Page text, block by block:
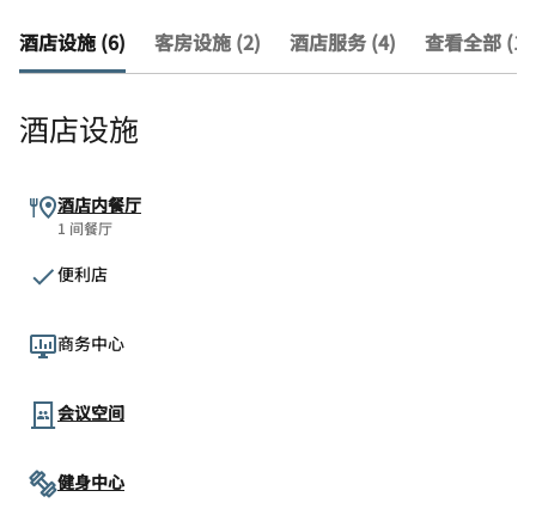
酒店设施 (6) 客房设施 (2) 酒店服务 (4) 查看全部
酒店设施
酒店内餐厅
1 间餐厅
便利店
商务中心
会议空间
健身中心